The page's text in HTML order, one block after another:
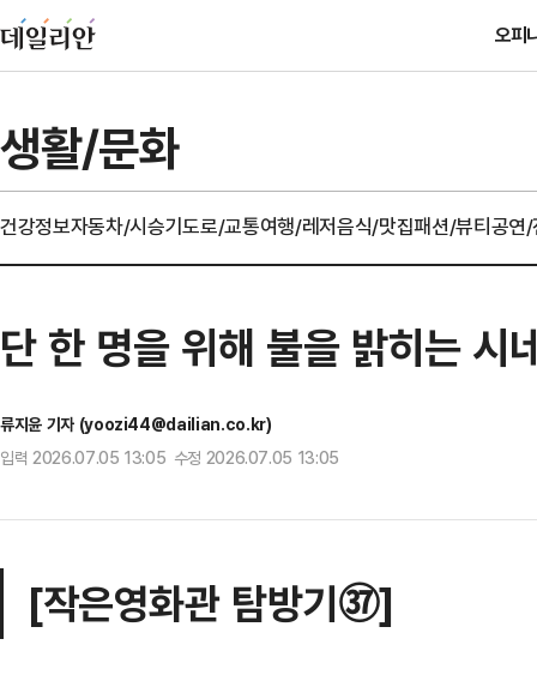
오피
생활/문화
건강정보자동차/시승기도로/교통여행/레저음식/맛집패션/뷰티공연
단 한 명을 위해 불을 밝히는
류지윤 기자 (yoozi44@dailian.co.kr)
입력 2026.07.05 13:05 수정 2026.07.05 13:05
[작은영화관 탐방기㊲]